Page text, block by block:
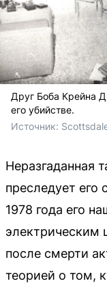
Друг Боба Крейна
его убийстве.
Источник:
Неразгаданная
преследует его
1978 года его
электрическим
после смерти
теорией о том,